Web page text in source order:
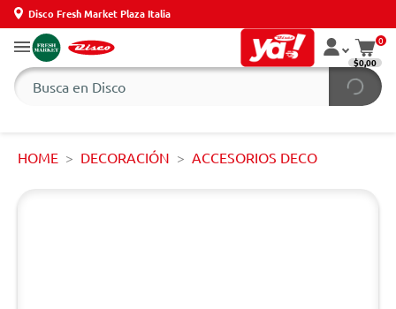
Disco Fresh Market Plaza Italia
0
$0,00
HOME DECORACIÓN ACCESORIOS DECO